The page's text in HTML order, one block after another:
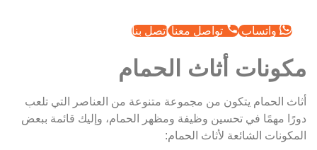
واتساب تواصل معنا اتصل بنا
مكونات أثاث الحمام
أثاث الحمام يتكون من مجموعة متنوعة من العناصر التي تلعب
دورًا مهمًا في تحسين وظيفة ومظهر الحمام، وإليك قائمة ببعض
المكونات الشائعة لأثاث الحمام: